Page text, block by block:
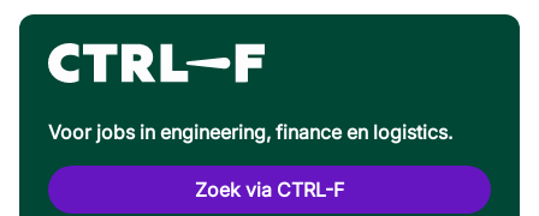
Voor jobs in engineering, finance en logistics.
Zoek via CTRL-F